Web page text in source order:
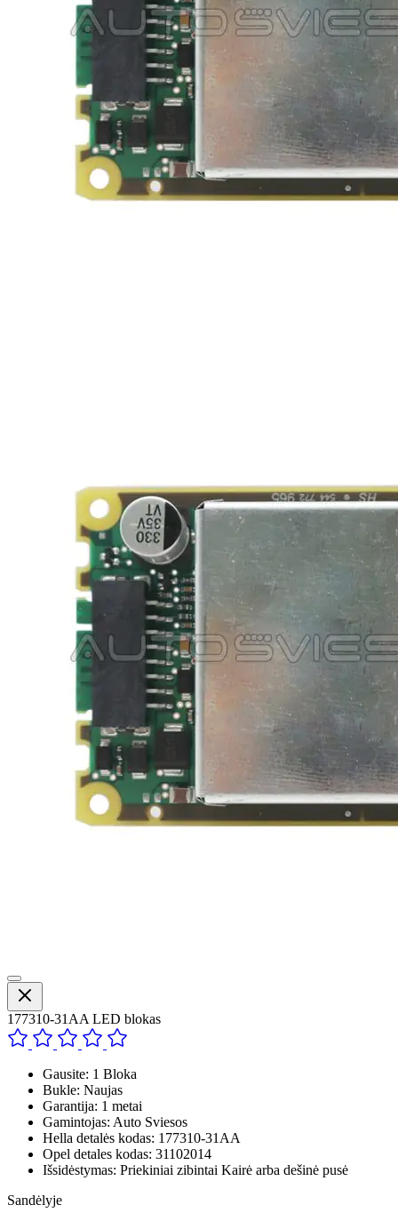
177310-31AA LED blokas
Gausite: 1 Bloka
Bukle: Naujas
Garantija: 1 metai
Gamintojas: Auto Sviesos
Hella detalės kodas: 177310-31AA
Opel detales kodas: 31102014
Išsidėstymas: Priekiniai zibintai Kairė arba dešinė pusė
Sandėlyje